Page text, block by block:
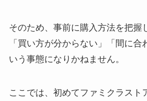
そのため、事前に購入方法を把握
「買い方が分からない」「間に合
いう事態になりかねません。
ここでは、初めてファミクラスト